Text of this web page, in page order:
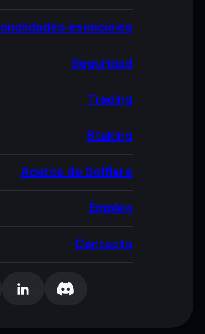
esenciales
Seguridad
Trading
Staking
Acerca de Solflare
Empleo
Contacto